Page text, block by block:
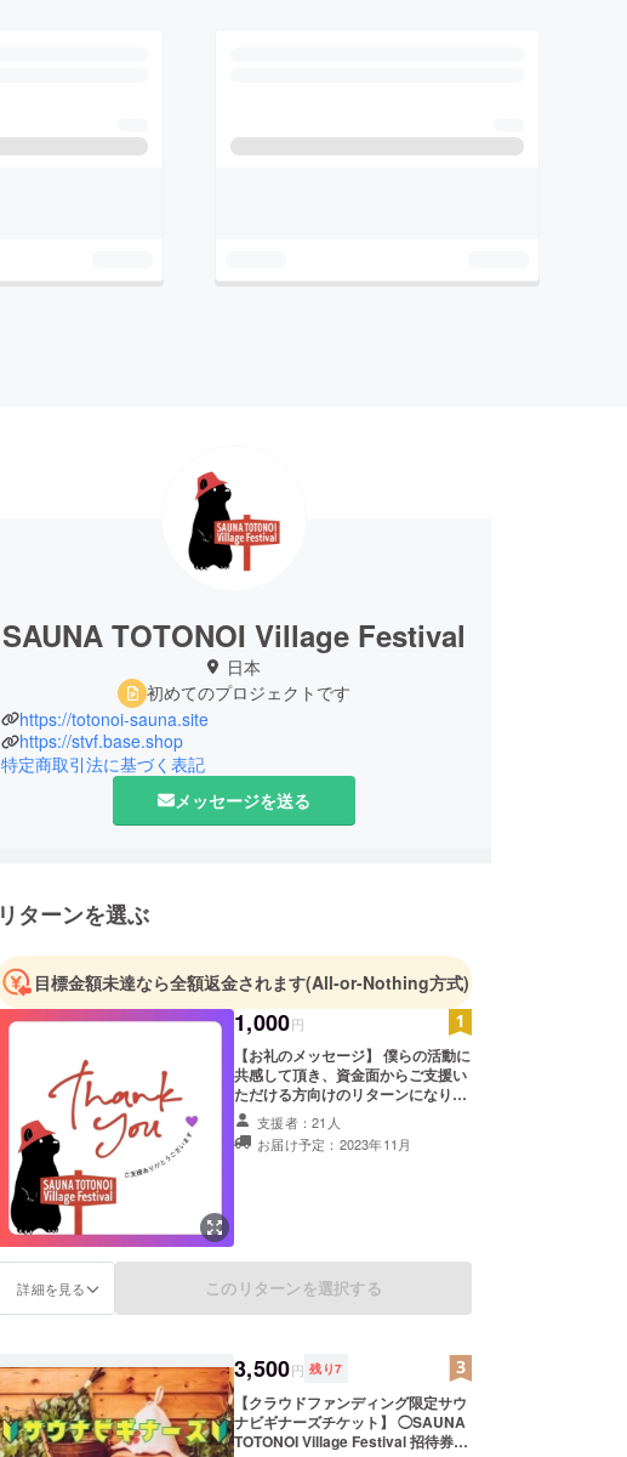
SAUNA TOTONOI Village Festival
日本
初めてのプロジェクトです
https://totonoi-sauna.site
https://stvf.base.shop
特定商取引法に基づく表記
メッセージを送る
リターンを選ぶ
目標金額未達なら全額返金されます(All-or-Nothing方式)
1,000円
【お礼のメッセージ】 僕らの活動に
共感して頂き、資金面からご支援い
ただける方向けのリターンになりま
す。 （支援金の全てをフェス運営に
使用します。） プロジェクト終了後
に実行委員代表の伊波から 感謝の
支援者：21人
お届け予定：2023年11月
詳細を見る このリターンを選択する
3,500円 残り7
【クラウドファンディング限定サウ
ナビギナーズチケット】 ◯SAUNA
TOTONOI Village Festival 招待券